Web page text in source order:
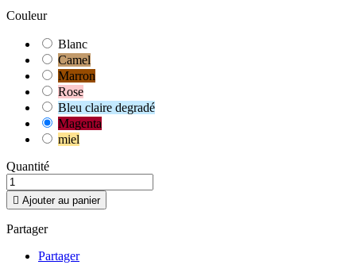
Couleur
Blanc
Camel
Marron
Rose
Bleu claire degradé
Magenta
miel
Quantité
 Ajouter au panier
Partager
Partager